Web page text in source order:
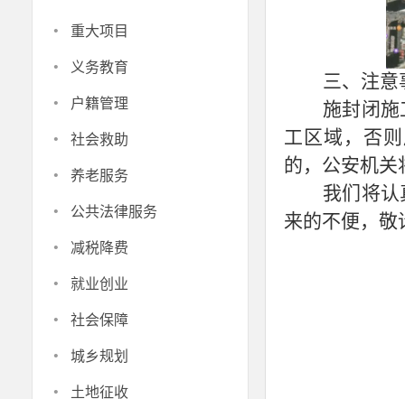
· 重大项目
· 义务教育
· 户籍管理
· 社会救助
· 养老服务
· 公共法律服务
· 减税降费
· 就业创业
· 社会保障
· 城乡规划
土地征收
三、 注意
施封闭
工区域，否
的，公安机关
我们将
来的不便，敬